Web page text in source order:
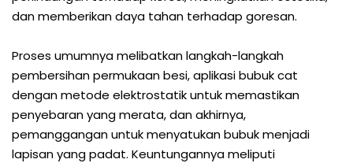
dan memberikan daya tahan terhadap goresan.
Proses umumnya melibatkan langkah-langkah
pembersihan permukaan besi, aplikasi bubuk cat
dengan metode elektrostatik untuk memastikan
penyebaran yang merata, dan akhirnya,
pemanggangan untuk menyatukan bubuk menjadi
lapisan yang padat. Keuntungannya meliputi